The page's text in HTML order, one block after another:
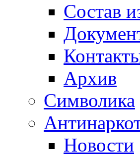
Состав
Архив
Символика
Новости